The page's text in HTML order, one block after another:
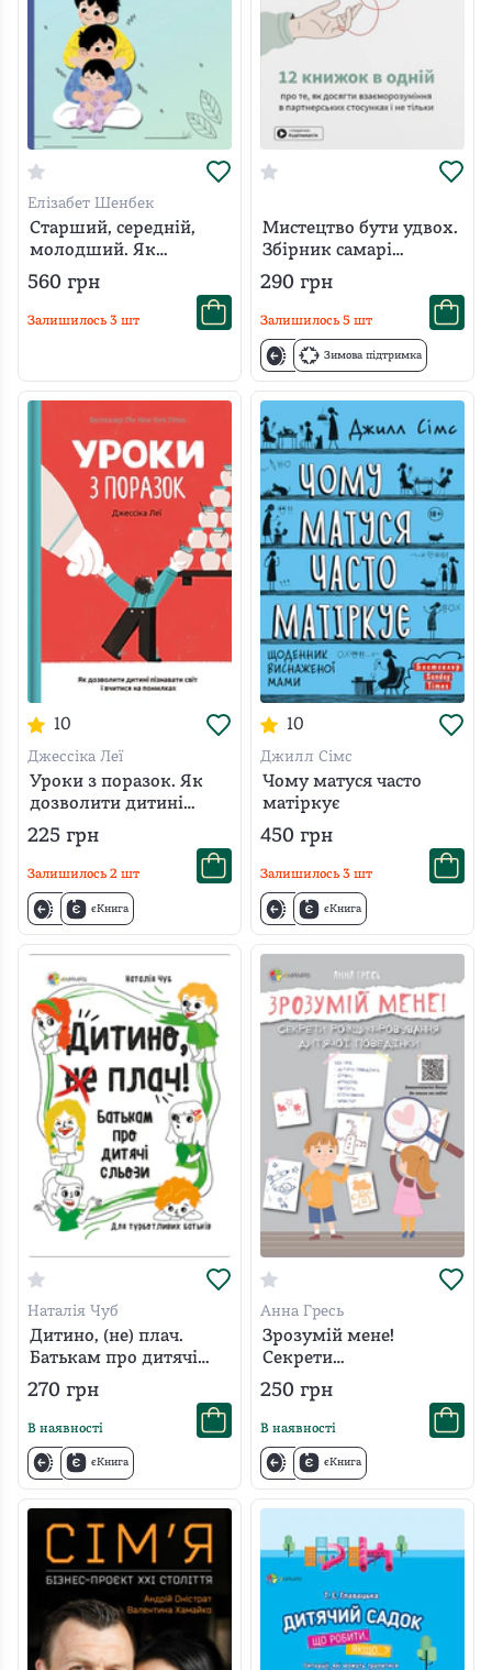
Елізабет Шенбек
Старший, середній,
молодший. Як
порядок народження
впливає на
формування
560 грн
Залишилось 3 шт
Мистецтво бути удвох.
Збірник самарі
українською мовою +
аудіокнижка
290 грн
Залишилось 5 шт
Зимова підтримка
10
Джессіка Леї
Уроки з поразок. Як
дозволити дитині
пізнавати світ і
вчитися на помилках
225 грн
Залишилось 2 шт
єКнига
10
Джилл Сімс
Чому матуся часто
матіркує
450 грн
Залишилось 3 шт
єКнига
Наталія Чуб
Дитино, (не) плач.
Батькам про дитячі
сльози
270 грн
В наявності
єКнига
Анна Гресь
Зрозумій мене!
Секрети
розшифровування
дитячої поведінки
250 грн
В наявності
єКнига